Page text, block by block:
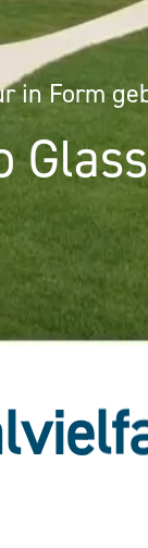
in Form